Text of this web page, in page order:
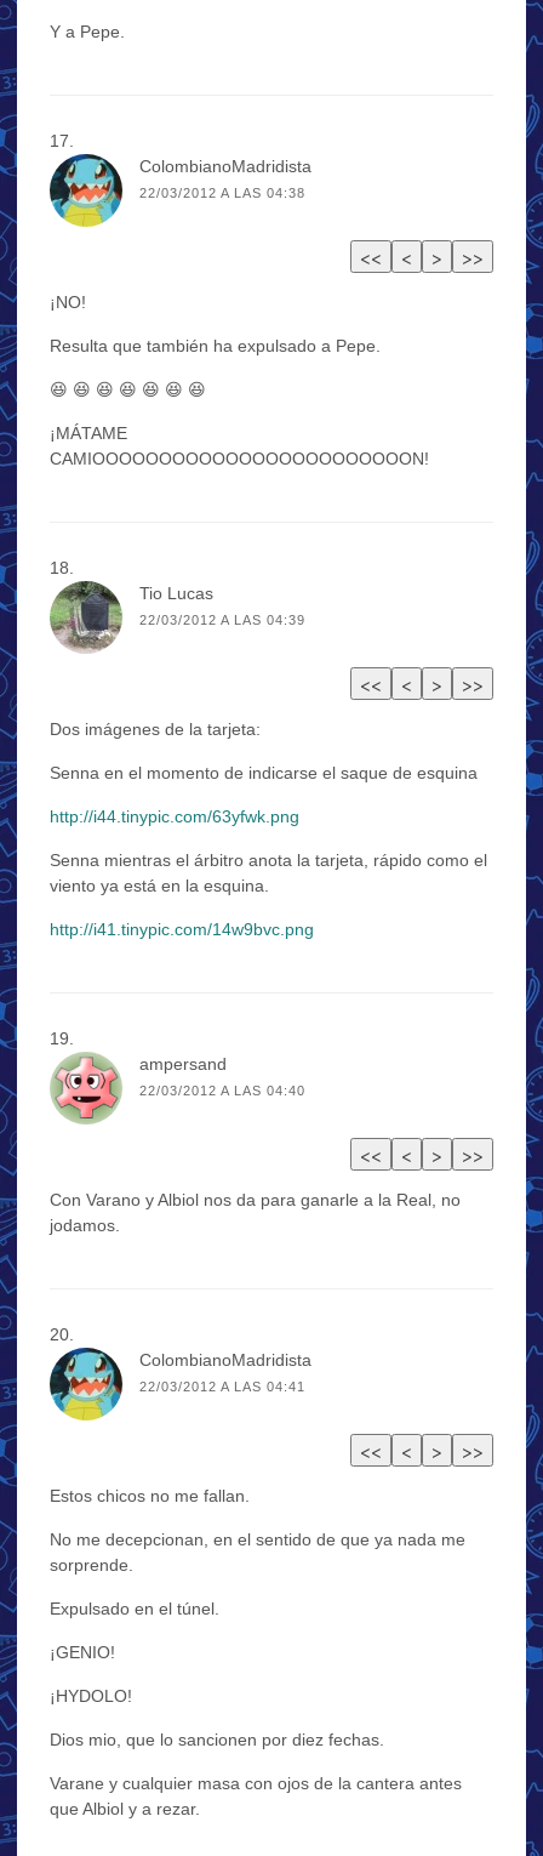
Y a Pepe.
ColombianoMadridista
22/03/2012 A LAS 04:38
¡NO!
Resulta que también ha expulsado a Pepe.
😆 😆 😆 😆 😆 😆 😆
¡MÁTAME
CAMIOOOOOOOOOOOOOOOOOOOOOOOON!
Tio Lucas
22/03/2012 A LAS 04:39
Dos imágenes de la tarjeta:
Senna en el momento de indicarse el saque de esquina
http://i44.tinypic.com/63yfwk.png
Senna mientras el árbitro anota la tarjeta, rápido como el
viento ya está en la esquina.
http://i41.tinypic.com/14w9bvc.png
ampersand
22/03/2012 A LAS 04:40
Con Varano y Albiol nos da para ganarle a la Real, no
jodamos.
ColombianoMadridista
22/03/2012 A LAS 04:41
Estos chicos no me fallan.
No me decepcionan, en el sentido de que ya nada me
sorprende.
Expulsado en el túnel.
¡GENIO!
¡HYDOLO!
Dios mio, que lo sancionen por diez fechas.
Varane y cualquier masa con ojos de la cantera antes
que Albiol y a rezar.